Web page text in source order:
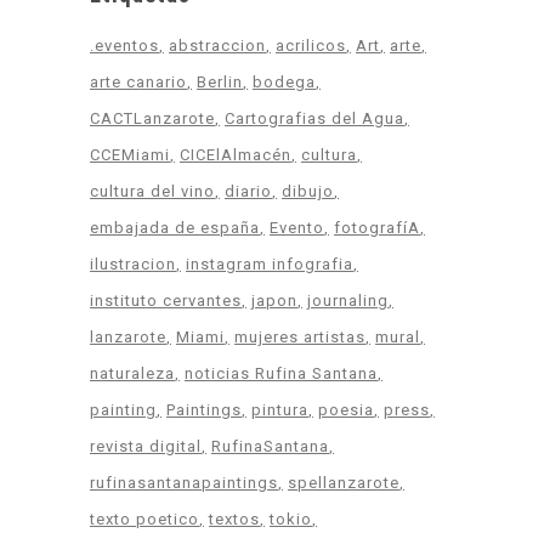
.eventos abstraccion acrilicos Art
arte
arte canario
Berlin
bodega
CACTLanzarote
Cartografias del Agua
CCEMiami
CICElAlmacén
cultura
cultura del vino
diario
dibujo
embajada de españa
Evento
fotografíA
ilustracion
instagram infografia
instituto cervantes japon
journaling
lanzarote Miami mujeres artistas mural
naturaleza
noticias Rufina Santana
painting
Paintings pintura poesia
press
revista digital
RufinaSantana
rufinasantanapaintings
spellanzarote
texto poetico
textos tokio